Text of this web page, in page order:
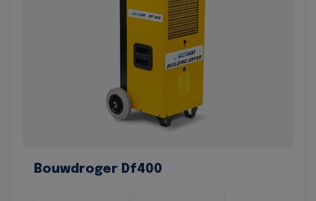
Bouwdroger Df400